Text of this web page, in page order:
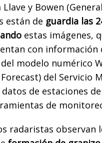
Llave y Bowen
están de guardia las
estas imágenes,
con información
del modelo numérico
Forecast) del Servicio
datos de estaciones
de
radaristas observan